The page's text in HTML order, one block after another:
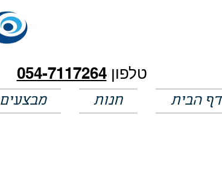
טלפון054-7117264
דף הבית חנות מבצעים